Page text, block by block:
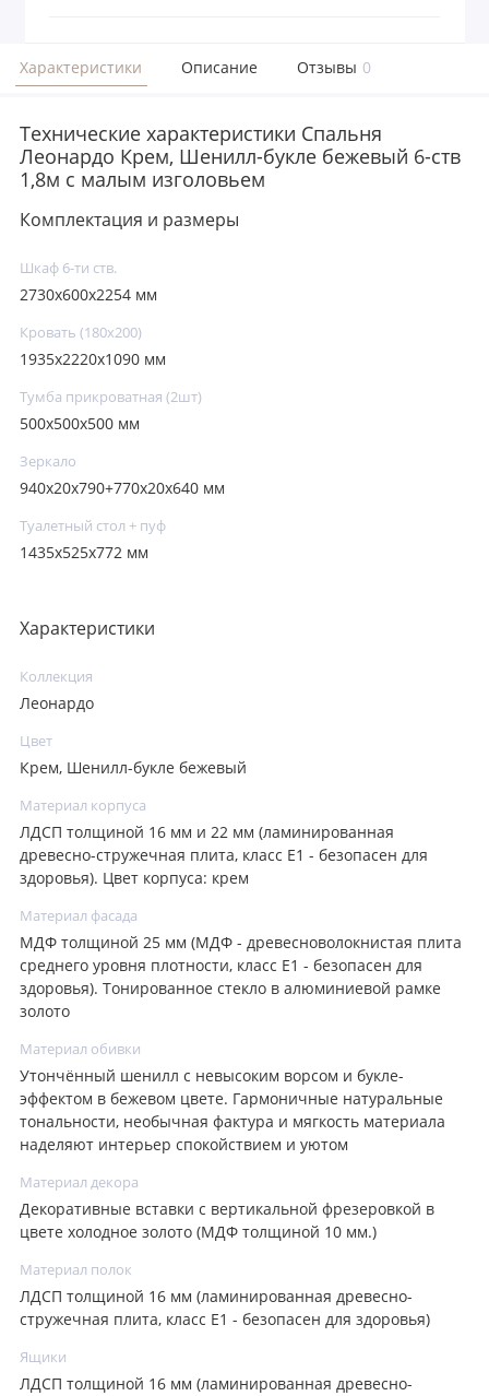
Характеристики Описание Отзывы 0
Технические характеристики Спальня
Леонардо Крем, Шенилл-букле бежевый 6-ств
1,8м с малым изголовьем
Комплектация и размеры
Шкаф 6-ти ств.
2730х600х2254 мм
Кровать (180х200)
1935х2220х1090 мм
Тумба прикроватная (2шт)
500х500х500 мм
Зеркало
940х20х790+770х20х640 мм
Туалетный стол + пуф
1435х525х772 мм
Характеристики
Коллекция
Леонардо
Цвет
Крем, Шенилл-букле бежевый
Материал корпуса
ЛДСП толщиной 16 мм и 22 мм (ламинированная
древесно-стружечная плита, класс E1 - безопасен для
здоровья). Цвет корпуса: крем
Материал фасада
МДФ толщиной 25 мм (МДФ - древесноволокнистая плита
среднего уровня плотности, класс E1 - безопасен для
здоровья). Тонированное стекло в алюминиевой рамке
золото
Материал обивки
Утончённый шенилл с невысоким ворсом и букле-
эффектом в бежевом цвете. Гармоничные натуральные
тональности, необычная фактура и мягкость материала
наделяют интерьер спокойствием и уютом
Материал декора
Декоративные вставки с вертикальной фрезеровкой в
цвете холодное золото (МДФ толщиной 10 мм.)
Материал полок
ЛДСП толщиной 16 мм (ламинированная древесно-
стружечная плита, класс E1 - безопасен для здоровья)
Ящики
ЛДСП толщиной 16 мм (ламинированная древесно-